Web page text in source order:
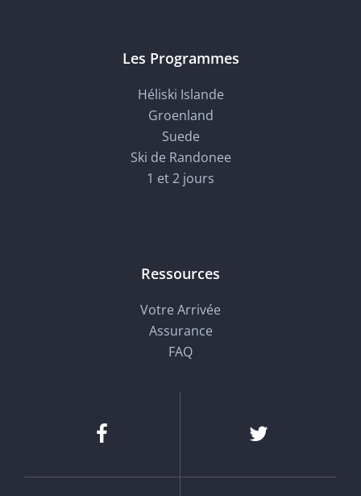
Les Programmes
Héliski Islande
Groenland
Suede
Ski de Randonee
1 et 2 jours
Ressources
Votre Arrivée
Assurance
FAQ
Facebook Twitter